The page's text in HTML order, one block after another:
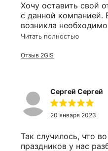
Хочу оставить свой
с данной компанией.
возникла
зеркала в ванную
производителе и ни
работают чётко,
их, я думаю, что
ожидания совпали с
зеркалом, уже в
вернусь только в
Читать полностью
Отзыв 2GIS
Сергей Сергей
20 января 2023
Так случилось, что
праздников у нас